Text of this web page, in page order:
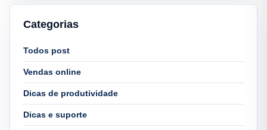
Categorias
Todos post
Vendas online
Dicas de produtividade
Dicas e suporte